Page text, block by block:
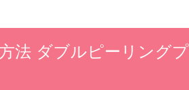
法 ダブルピーリングプ